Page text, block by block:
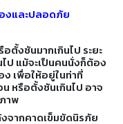
งและปลอดภัย
ตั้งชันมากเกินไป ระยะ
ป แม้จะเป็นคนนั่งก็ต้อง
ง เพื่อให้อยู่ในท่าที่
หรือตั้งชันเกินไป อาจ
าพ
จากคาดเข็มขัดนิรภัย